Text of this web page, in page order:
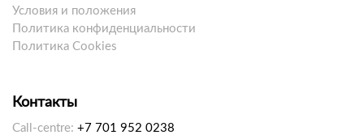
Условия и положения
Политика конфиденциальности
Политика Cookies
Контакты
Call-centre: +7 701 952 0238